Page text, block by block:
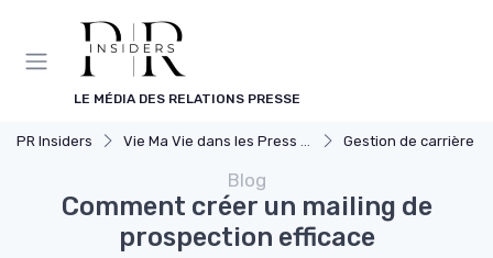
LE MÉDIA DES RELATIONS PRESSE
PR Insiders Vie Ma Vie dans les Press Relations Gestion de carrière en relation
Blog
Comment créer un mailing de
prospection efficace